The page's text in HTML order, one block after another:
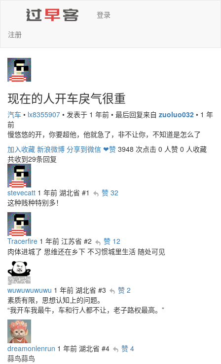
登录
注册
现在的人开车戾气很重
汽车 • lx8355907 • 发表于 1 年前 • 最后回复来自 zuoluo032 • 1 年
前
慢悠悠的开，你要超他，他就急了，非不让你，不知道是怎么了
加入收藏 新浪微博 分享到微信 ❤赞 3948 次点击 0 人赞 0 人收藏
共收到29条回复
stevecatt 1 年前 湖北省 #1
赞 32
这种贱种特别多！
Tracerfire 1 年前 江苏省 #2
赞 12
肉体进城了 思维还在乡下 不习惯城里生活 随处可见
wuwuwuwuwu 1 年前 湖北省 #3
赞 2
素质有限，思想认知上的问题。
“我开车我最牛，车和行人都不让，老子路权最高。”
dreamonlenrun 1 年前 湖北省 #4
赞 4
蒜鸟蒜鸟